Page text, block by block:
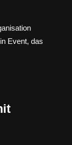
Event, das